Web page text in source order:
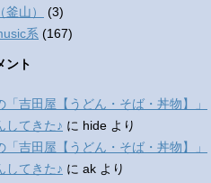
山）
(3)
系 (167)
ント
「吉田屋【うどん・そば・丼物】」
してきた♪ に hide より
「吉田屋【うどん・そば・丼物】」
してきた♪ に ak より